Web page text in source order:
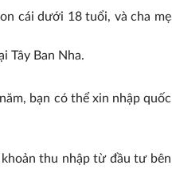
cái dưới 18 tuổi, và cha mẹ
Tây Ban Nha.
bạn có thể xin nhập quốc
thu nhập từ đầu tư bên